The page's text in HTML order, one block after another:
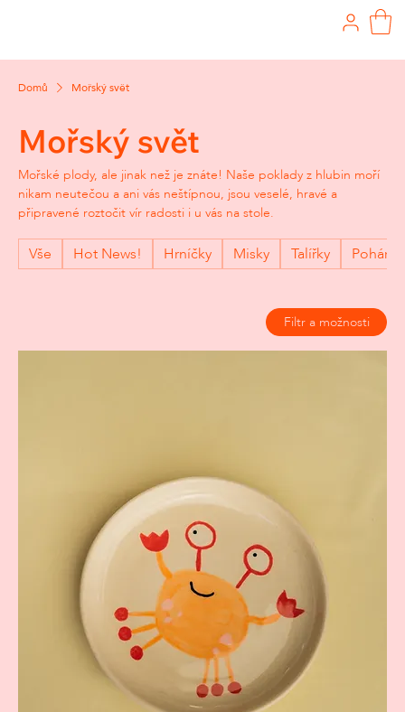
Domů Mořský svět
Mořský svět
Mořské plody, ale jinak než je znáte! Naše poklady z hlubin moří
nikam neutečou a ani vás neštípnou, jsou veselé, hravé a
připravené roztočit vír radosti i u vás na stole.
Vše Hot News! Hrníčky Misky Talířky Poháry
Filtr a možnosti